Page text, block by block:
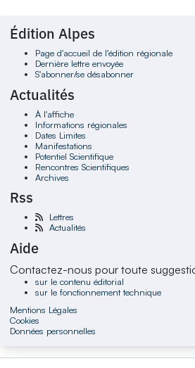
Édition Alpes
Page d'accueil de l'édition régionale
Dernière lettre envoyée
S'abonner/se désabonner
Actualités
À l'affiche
Informations régionales
Dates Limites
Manifestations
Potentiel Scientifique
Rencontres Scientifiques
Archives
Rss
Lettres
Actualités
Aide
Contactez-nous pour toute
sur le contenu éditorial
sur le fonctionnement technique
Mentions Légales
Cookies
Données personnelles